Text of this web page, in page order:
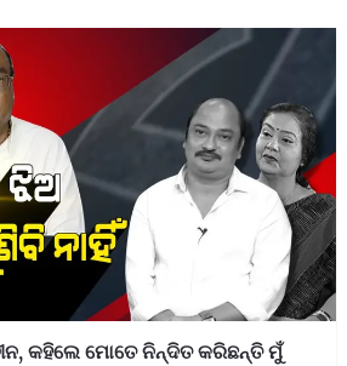
କହିଲେ ମୋତେ ନିନ୍ଦିତ କରିଛନ୍ତି ମୁଁ